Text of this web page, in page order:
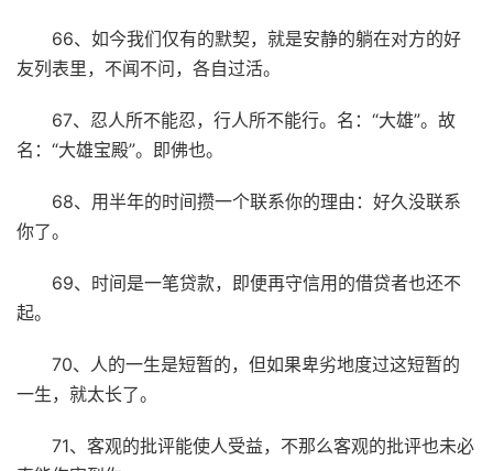
66、如今我们仅有的默契，就是安静的躺在对方的好
友列表里，不闻不问，各自过活。
67、忍人所不能忍，行人所不能行。名：“大雄”。故
名：“大雄宝殿”。即佛也。
68、用半年的时间攒一个联系你的理由：好久没联系
你了。
69、时间是一笔贷款，即便再守信用的借贷者也还不
起。
70、人的一生是短暂的，但如果卑劣地度过这短暂的
一生，就太长了。
71、客观的批评能使人受益，不那么客观的批评也未必